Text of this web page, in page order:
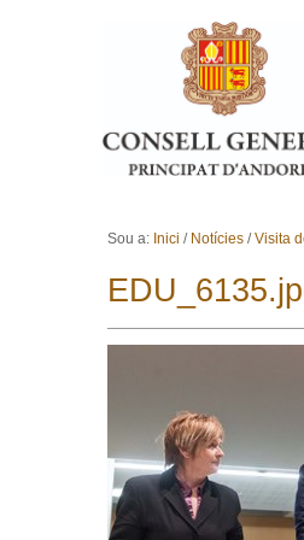
Ves al contingut.
Salta a la navegació
Sou a: Inici / Notícies /Visita